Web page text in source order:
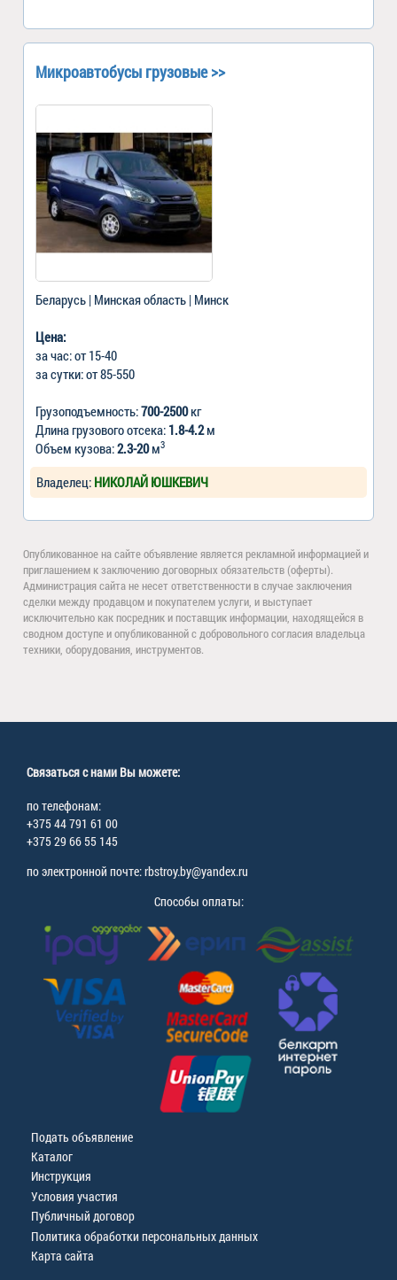
Микроавтобусы грузовые >>
Беларусь | Минская область | Минск
Цена:
за час: от 15-40
за сутки: от 85-550
Грузоподъемность:700-2500кг
Длина грузового отсека: 1.8-4.2м
Объем кузова:2.3-20м3
Владелец: НИКОЛАЙ ЮШКЕВИЧ
Опубликованное на сайте объявление является рекламной информацией и
приглашением к заключению договорных обязательств (оферты).
Администрация сайта не несет ответственности в случае заключения
сделки между продавцом и покупателем услуги, и выступает
исключительно как посредник и поставщик информации, находящейся в
сводном доступе и опубликованной с добровольного согласия владельца
техники, оборудования, инструментов.
Связаться с нами Вы можете:
по телефонам:
+375 44 791 61 00
+375 29 66 55 145
по электронной почте: rbstroy.by@yandex.ru
Способы оплаты:
Подать объявление
Каталог
Инструкция
Условия участия
Публичный договор
Политика обработки персональных данных
Карта сайта